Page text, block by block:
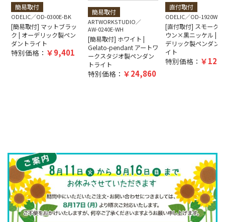
簡易取付
ODELIC OD-0300E-BK
[簡易取付] マットブラッ
ク | オーデリック製ペン
ダントライト
特別価格： 9,401
簡易取付
ARTWORKSTUDIO
AW-0240E-WH
[簡易取付] ホワイト |
Gelato-pendant アートワ
ークスタジオ製ペンダン
トライト
特別価格： 24,860
直付取付
ODELIC OD-1920W-
[直付取付] スモーク
ウン×黒ニッケル |
デリック製ペンダン
イト
特別価格：